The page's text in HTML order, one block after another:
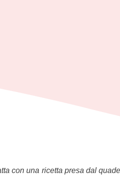
con una ricetta presa dal